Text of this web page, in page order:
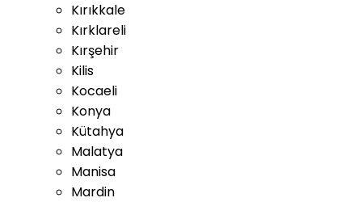
Kırıkkale
Kırklareli
Kırşehir
Kilis
Kocaeli
Konya
Kütahya
Malatya
Manisa
Mardin